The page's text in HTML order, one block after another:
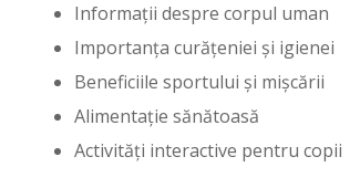
Informații despre corpul uman
Importanța curățeniei și igienei
Beneficiile sportului și mișcării
Alimentație sănătoasă
Activități interactive pentru copii